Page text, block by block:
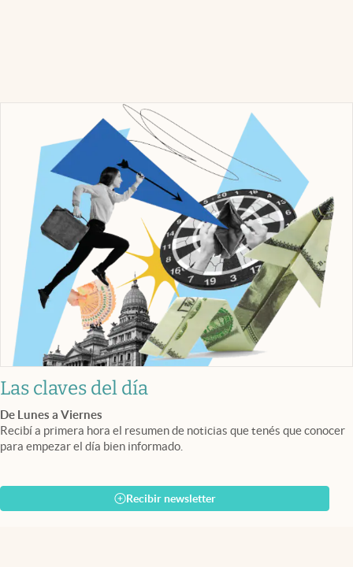
Las claves del día
De Lunes a Viernes
Recibí a primera hora el resumen de noticias que tenés que conocer
para empezar el día bien informado.
Recibir newsletter